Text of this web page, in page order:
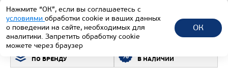
ПО БРЕНДУ В НАЛИЧИИ
уточняйте по телефонам отделов продаж, представленных
в разделе "Контакты" настоящего ресурса.
конфиденциальности.
1992-2026 © Все права защищены.
ТЕХИНКОМ
Нажмите “ОК”, если вы соглашаетесь с
условиями обработки cookie и ваших данных
о поведении на сайте, необходимых для
аналитики. Запретить обработку cookie
можете через браузер
ОК